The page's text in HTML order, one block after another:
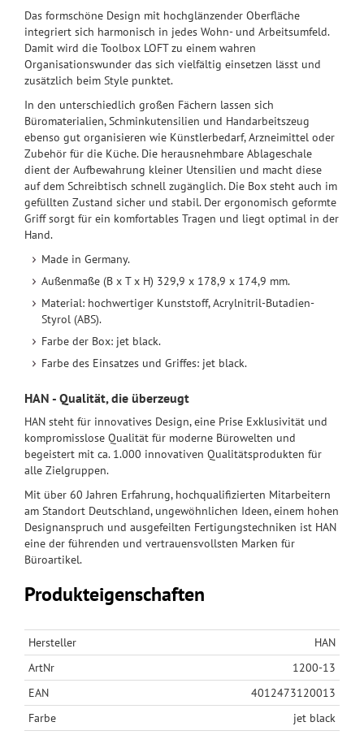
Das formschöne Design mit hochglänzender Oberfläche
integriert sich harmonisch in jedes Wohn- und Arbeitsumfeld.
Damit wird die Toolbox LOFT zu einem wahren
Organisationswunder das sich vielfältig einsetzen lässt und
zusätzlich beim Style punktet.
In den unterschiedlich großen Fächern lassen sich
Büromaterialien, Schminkutensilien und Handarbeitszeug
ebenso gut organisieren wie Künstlerbedarf, Arzneimittel oder
Zubehör für die Küche. Die herausnehmbare Ablageschale
dient der Aufbewahrung kleiner Utensilien und macht diese
auf dem Schreibtisch schnell zugänglich. Die Box steht auch im
gefüllten Zustand sicher und stabil. Der ergonomisch geformte
Griff sorgt für ein komfortables Tragen und liegt optimal in der
Hand.
Made in Germany.
Außenmaße (B x T x H) 329,9 x 178,9 x 174,9 mm.
Material: hochwertiger Kunststoff, Acrylnitril-Butadien-
Styrol (ABS).
Farbe der Box: jet black.
Farbe des Einsatzes und Griffes: jet black.
HAN - Qualität, die überzeugt
HAN steht für innovatives Design, eine Prise Exklusivität und
kompromisslose Qualität für moderne Bürowelten und
begeistert mit ca. 1.000 innovativen Qualitätsprodukten für
alle Zielgruppen.
Mit über 60 Jahren Erfahrung, hochqualifizierten Mitarbeitern
am Standort Deutschland, ungewöhnlichen Ideen, einem hohen
Designanspruch und ausgefeilten Fertigungstechniken ist HAN
eine der führenden und vertrauensvollsten Marken für
Büroartikel.
Produkteigenschaften
Hersteller
HAN
ArtNr
1200-13
EAN
4012473120013
Farbe
jet black